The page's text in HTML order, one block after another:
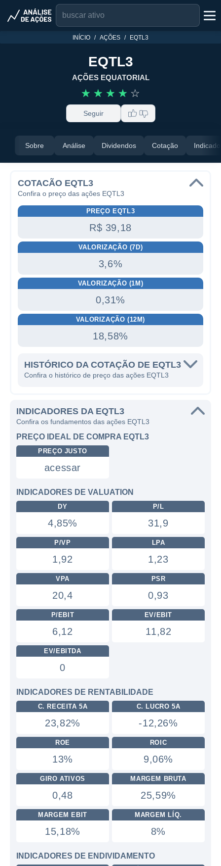
INÍCIO AÇÕES EQTL3
EQTL3
AÇÕES EQUATORIAL
☆ ☆ ☆ ☆ ☆
Seguir
Sobre Análise Dividendos Cotação
COTACÃO EQTL3
Confira o preço das ações EQTL3
PREÇO EQTL3
R$ 39,18
VALORIZAÇÃO (7D)
3,6%
VALORIZAÇÃO (1M)
0,31%
VALORIZAÇÃO (12M)
18,58%
HISTÓRICO DA COTAÇÃO DE EQTL3
Confira o histórico de preço das ações EQTL3
INDICADORES DA EQTL3
Confira os fundamentos das ações EQTL3
PREÇO IDEAL DE COMPRA EQTL3
PREÇO JUSTO
acessar
INDICADORES DE VALUATION
DY
4,85%
P/L
31,9
P/VP
1,92
LPA
1,23
VPA
20,4
PSR
0,93
P/EBIT
6,12
EV/EBIT
11,82
EV/EBITDA
0
INDICADORES DE RENTABILIDADE
C. RECEITA 5A
23,82%
C. LUCRO 5A
-12,26%
ROE
13%
ROIC
9,06%
GIRO ATIVOS
0,48
MARGEM BRUTA
25,59%
MARGEM EBIT
15,18%
MARGEM LÍQ.
8%
INDICADORES DE ENDIVIDAMENTO